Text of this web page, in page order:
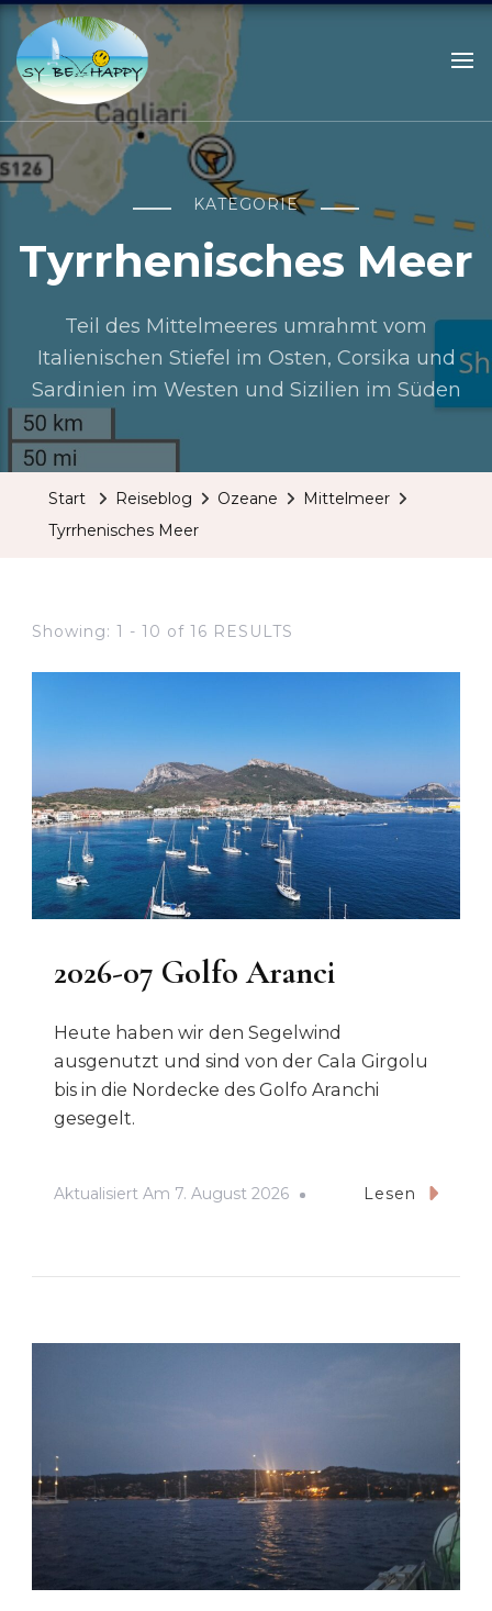
Sailing Be Happy
ein Traum wird wahr
KATEGORIE
Tyrrhenisches Meer
Teil des Mittelmeeres umrahmt vom
Italienischen Stiefel im Osten, Corsika und
Sardinien im Westen und Sizilien im Süden
Start Reiseblog Ozeane
Mittelmeer
Tyrrhenisches Meer
Showing: 1 - 10 of 16 RESULTS
2026-07 Golfo Aranci
Heute haben wir den Segelwind
ausgenutzt und sind von der Cala Girgolu
bis in die Nordecke des Golfo Aranchi
gesegelt.
Aktualisiert Am 7. August 2026 Lesen